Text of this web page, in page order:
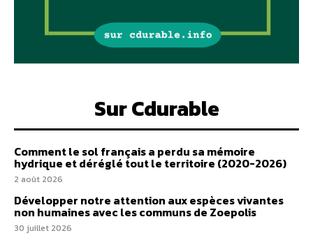
Sur Cdurable
Comment le sol français a perdu sa mémoire
hydrique et déréglé tout le territoire (2020-2026)
2 août 2026
Développer notre attention aux espèces vivantes
non humaines avec les communs de Zoepolis
30 juillet 2026